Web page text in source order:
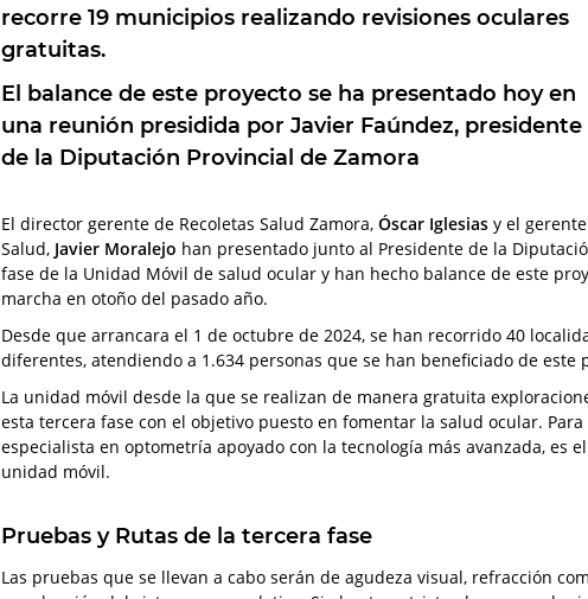
recorre 19 municipios realizando revisiones oculares
gratuitas.
El balance de este proyecto se ha presentado hoy en
una reunión presidida por Javier Faúndez, presidente
de la Diputación Provincial de Zamora
El director gerente de Recoletas Salud Zamora, Óscar Iglesias y el
Salud, Javier Moralejo han presentado junto al Presidente de la
fase de la Unidad Móvil de salud ocular y han hecho balance de este
marcha en otoño del pasado año.
Desde que arrancara el 1 de octubre de 2024, se han recorrido 40
diferentes, atendiendo a 1.634 personas que se han beneficiado de este
La unidad móvil desde la que se realizan de manera gratuita
esta tercera fase con el objetivo puesto en fomentar la salud ocular.
especialista en optometría apoyado con la tecnología más avanzada, es
unidad móvil.
Pruebas y Rutas de la tercera fase
Las pruebas que se llevan a cabo serán de agudeza visual, refracción